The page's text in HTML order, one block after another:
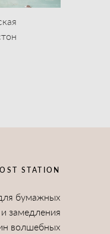
STATION
бумажных
замедления
волшебных